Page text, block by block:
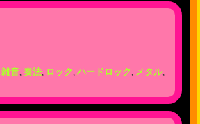
雑音, 奏法, ロック, ハードロック, メタル,